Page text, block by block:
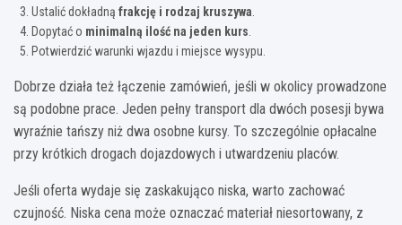
Ustalić dokładną frakcję i rodzaj kruszywa
Dopytać o minimalną ilość na jeden kurs
Potwierdzić warunki wjazdu i miejsce wysypu.
Dobrze działa też łączenie zamówień, jeśli w okolicy prowadzone
są podobne prace. Jeden pełny transport dla dwóch posesji bywa
wyraźnie tańszy niż dwa osobne kursy. To szczególnie opłacalne
przy krótkich drogach dojazdowych i utwardzeniu placów.
Jeśli oferta wydaje się zaskakująco niska, warto zachować
czujność. Niska cena może oznaczać materiał niesortowany, z